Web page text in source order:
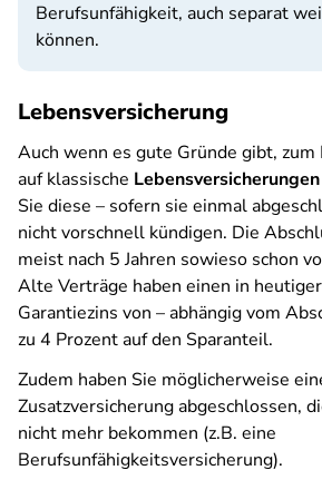
Berufsunfähigkeit, auch separat
können.
Lebensversicherung
Auch wenn es gute Gründe gibt, zum
auf klassische Lebensversicherungen
Sie diese – sofern sie einmal
nicht vorschnell kündigen. Die
meist nach 5 Jahren sowieso schon
Alte Verträge haben einen in
Garantiezins von – abhängig vom
zu 4 Prozent auf den Sparanteil.
Zudem haben Sie möglicherweise
Zusatzversicherung abgeschlossen,
nicht mehr bekommen (z.B. eine
Berufsunfähigkeitsversicherung).